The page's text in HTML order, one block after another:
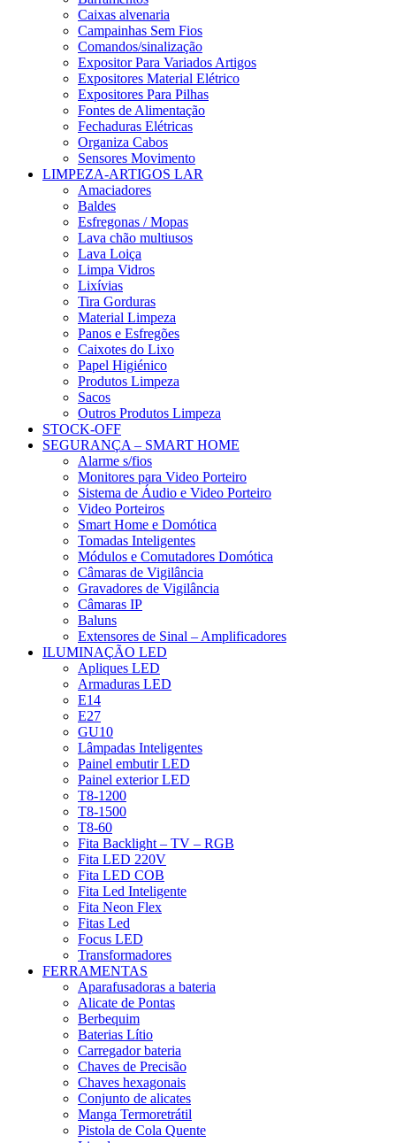
Caixas alvenaria
Campainhas Sem Fios
Comandos/sinalização
Expositor Para Variados Artigos
Expositores Material Elétrico
Expositores Para Pilhas
Fontes de Alimentação
Fechaduras Elétricas
Organiza Cabos
Sensores Movimento
LIMPEZA-ARTIGOS LAR
Amaciadores
Baldes
Esfregonas / Mopas
Lava chão multiusos
Lava Loiça
Limpa Vidros
Lixívias
Tira Gorduras
Material Limpeza
Panos e Esfregões
Caixotes do Lixo
Papel Higiénico
Produtos Limpeza
Sacos
Outros Produtos Limpeza
STOCK-OFF
SEGURANÇA – SMART HOME
Alarme s/fios
Monitores para Video Porteiro
Sistema de Áudio e Video Porteiro
Video Porteiros
Smart Home e Domótica
Tomadas Inteligentes
Módulos e Comutadores Domótica
Câmaras de Vigilância
Gravadores de Vigilância
Câmaras IP
Baluns
Extensores de Sinal – Amplificadores
ILUMINAÇÃO LED
Apliques LED
Armaduras LED
E14
E27
GU10
Lâmpadas Inteligentes
Painel embutir LED
Painel exterior LED
T8-1200
T8-1500
T8-60
Fita Backlight – TV – RGB
Fita LED 220V
Fita LED COB
Fita Led Inteligente
Fita Neon Flex
Fitas Led
Focus LED
Transformadores
FERRAMENTAS
Aparafusadoras a bateria
Alicate de Pontas
Berbequim
Baterias Lítio
Carregador bateria
Chaves de Precisão
Chaves hexagonais
Conjunto de alicates
Manga Termoretrátil
Pistola de Cola Quente